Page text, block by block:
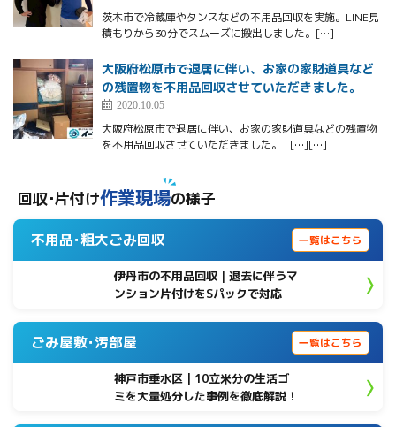
茨木市で冷蔵庫やタンスなどの不用品回収を実施。LINE見
積もりから30分でスムーズに搬出しました。[…]
大阪府松原市で退居に伴い、お家の家財道具など
の残置物を不用品回収させていただきました。
2020.10.05
大阪府松原市で退居に伴い、お家の家財道具などの残置物
を不用品回収させていただきました。 […][…]
回収･片付け作業現場の様子
不用品･粗大ごみ回収 一覧はこちら
伊丹市の不用品回収｜退去に伴うマ
ンション片付けをSパックで対応
ごみ屋敷･汚部屋 一覧はこちら
神戸市垂水区 | 10立米分の生活ゴ
ミを大量処分した事例を徹底解説！